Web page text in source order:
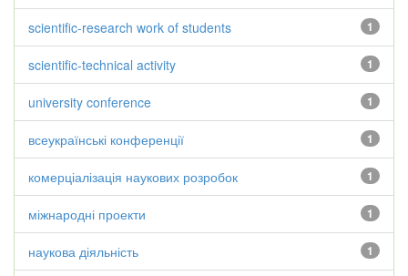
1
scientific-research work of students
1
scientific-technical activity
1
university conference
1
всеукраїнські конференції
1
комерціалізація наукових розробок
1
міжнародні проекти
1
наукова діяльність